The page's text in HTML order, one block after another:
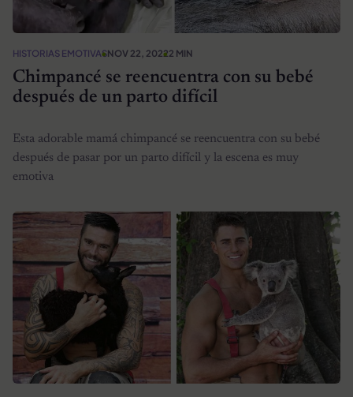
HISTORIAS EMOTIVASNOV 22, 20222 MIN
Chimpancé se reencuentra con su bebé
después de un parto difícil
Esta adorable mamá chimpancé se reencuentra con su bebé
después de pasar por un parto difícil y la escena es muy
emotiva